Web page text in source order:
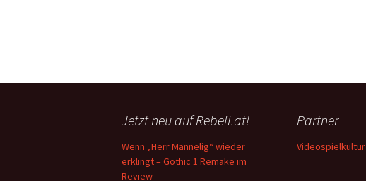
Jetzt neu auf Rebell.at!
Wenn „Herr Mannelig“ wieder
erklingt – Gothic 1 Remake im
Review
Partner
Videospielkultur